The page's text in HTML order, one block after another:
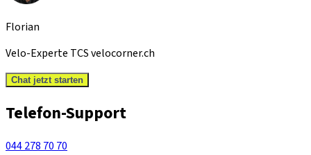
Florian
Velo-Experte TCS velocorner.ch
Chat jetzt starten
Telefon-Support
044 278 70 70